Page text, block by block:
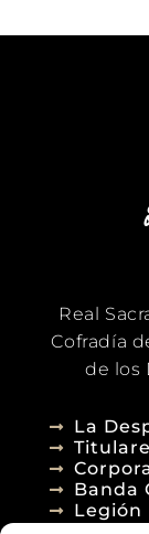
Real
Cofradía
de los
La
Banda
Legión